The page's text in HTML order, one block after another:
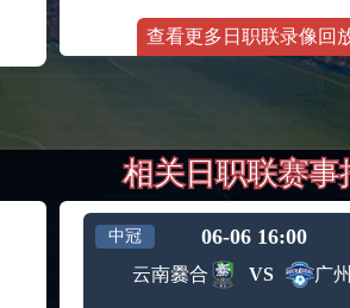
赛女单
第3轮
斯维托丽娜vs萨巴伦卡 全场录像回放
2024年5
月14日
WTA罗
马公开
纳波利塔诺vs贾里 全场录像回放
男单第3
轮
标签： 2024年5
月11日
WTA1000
罗马大
师赛第3
轮
WTT沙特大满贯女单半决赛 陈梦vs早田希娜 全场录像回放
标签： 2024年5
月11日
WTT沙
贯女单
蒙泰罗vs凯茨曼诺维奇 全场录像回放
查看更多日职联录像回
相关日职联赛事
中冠 06-06 16:00
云南爨合 VS 广